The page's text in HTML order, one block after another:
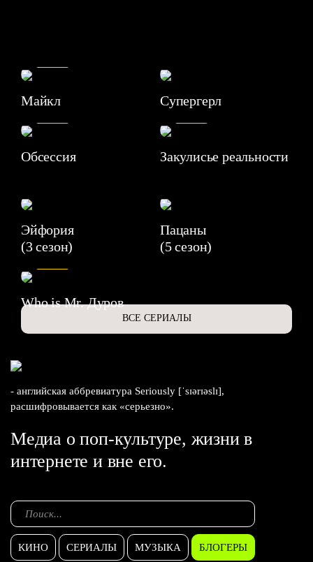
Майкл Супергерл
Обсессия
7.1
Закулисье реальности
Эйфория
(3 сезон)
Пацаны
(5 сезон)
Who is Mr. Дуров
ВСЕ СЕРИАЛЫ
- английская аббревиатура Seriously [ˈsɪərɪəslɪ],
расшифровывается как «серьезно».
Медиа о поп-культуре, жизни в
интернете и вне его.
КИНО СЕРИАЛЫ МУЗЫКА БЛОГЕРЫ